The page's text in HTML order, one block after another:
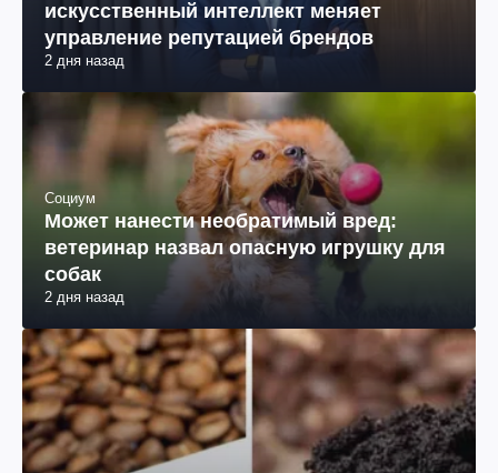
искусственный интеллект меняет
управление репутацией брендов
2 дня назад
Социум
Может нанести необратимый вред:
ветеринар назвал опасную игрушку для
собак
2 дня назад